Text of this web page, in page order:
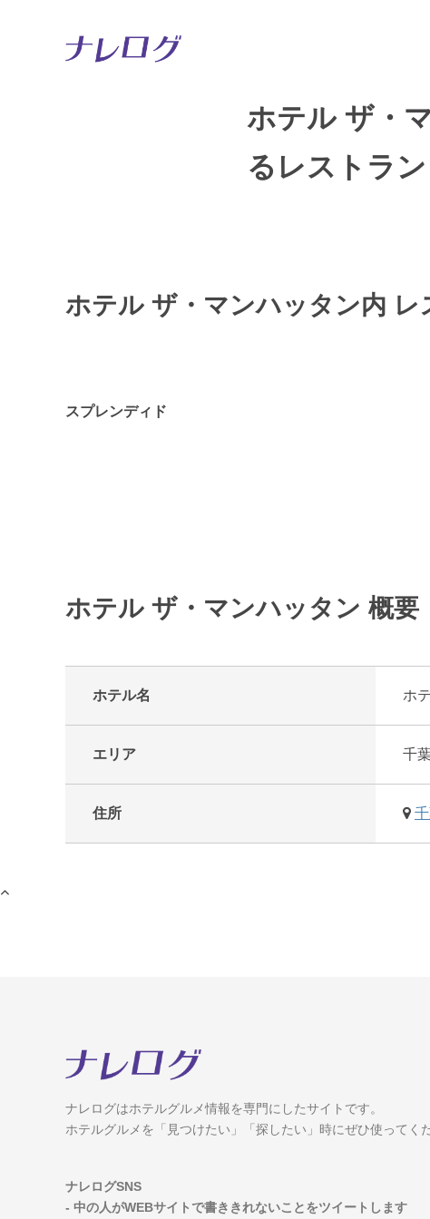
ホテル ザ・
るレストラン
ホテル ザ・マンハッタン内 レ
スプレンディド
ホテル ザ・マンハッタン 概要
ホテル名 ホ
エリア 千
住所
ナレログはホテルグルメ情報を専門にしたサイトです。
ホテルグルメを「見つけたい」「探したい」時にぜひ使ってくだ
ナレログSNS
- 中の人がWEBサイトで書ききれないことをツイートします